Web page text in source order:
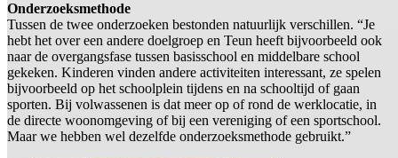
Onderzoeksmethode
Tussen de twee onderzoeken bestonden natuurlijk verschillen. “Je
hebt het over een andere doelgroep en Teun heeft bijvoorbeeld ook
naar de overgangsfase tussen basisschool en middelbare school
gekeken. Kinderen vinden andere activiteiten interessant, ze spelen
bijvoorbeeld op het schoolplein tijdens en na schooltijd of gaan
sporten. Bij volwassenen is dat meer op of rond de werklocatie, in
de directe woonomgeving of bij een vereniging of een sportschool.
Maar we hebben wel dezelfde onderzoeksmethode gebruikt.”